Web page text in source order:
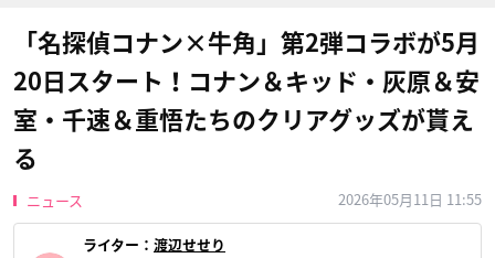
「名探偵コナン×牛角」第2弾コラボが5月
20日スタート！コナン＆キッド・灰原＆安
室・千速＆重悟たちのクリアグッズが貰え
る
ニュース 2026年05月11日 11:55
ライター： 渡辺せせり